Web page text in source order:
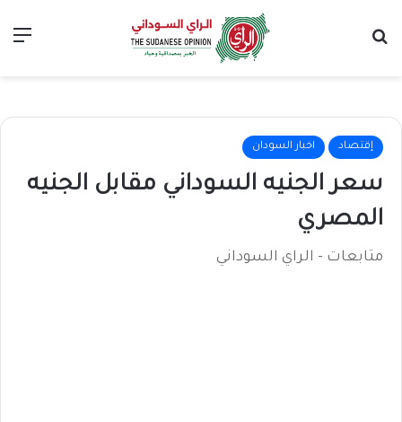
إقتصاد اخبار السودان
سعر الجنيه السوداني مقابل الجنيه
المصري
متابعات - الراي السوداني